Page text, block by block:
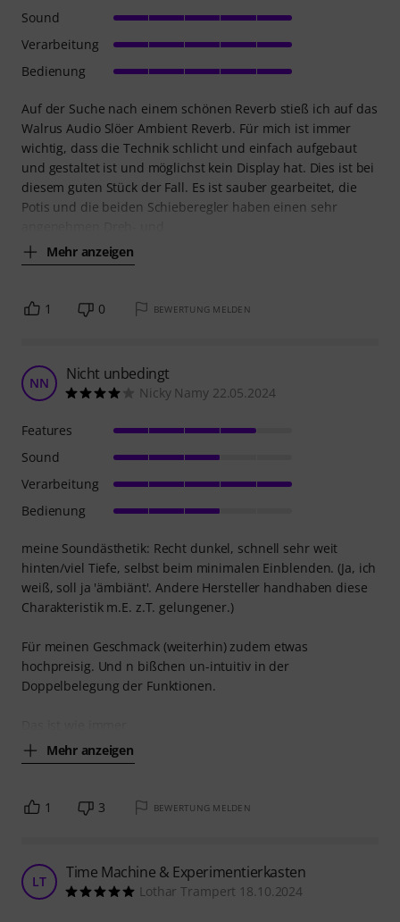
Auf der Suche nach einem schönen Reverb stieß ich auf das
Walrus Audio Slöer Ambient Reverb. Für mich ist immer
wichtig, dass die Technik schlicht und einfach aufgebaut
und gestaltet ist und möglichst kein Display hat. Dies ist bei
diesem guten Stück der Fall. Es ist sauber gearbeitet, die
Potis und die beiden Schieberegler haben einen sehr
Mehr anzeigen
Sound
Verarbeitung
Bedienung
1 0 BEWERTUNG MELDEN
NN Nicht unbedingt
Nicky Namy 22.05.2024
meine Soundästhetik: Recht dunkel, schnell sehr weit
hinten/viel Tiefe, selbst beim minimalen Einblenden. (Ja, ich
weiß, soll ja 'ämbiänt'. Andere Hersteller handhaben diese
Charakteristik m.E. z.T. gelungener.)
Für meinen Geschmack (weiterhin) zudem etwas
hochpreisig. Und n bißchen un-intuitiv in der
Doppelbelegung der Funktionen.
Mehr anzeigen
Features
Sound
Verarbeitung
Bedienung
1 3 BEWERTUNG MELDEN
LT Time Machine & Experimentierkasten
Lothar Trampert 18.10.2024